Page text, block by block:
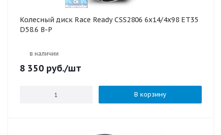
Колесный диск Race Ready CSS2806 6x14/4x98 ET35
D58.6 B-P
в наличии
8 350 руб./шт
В корзину